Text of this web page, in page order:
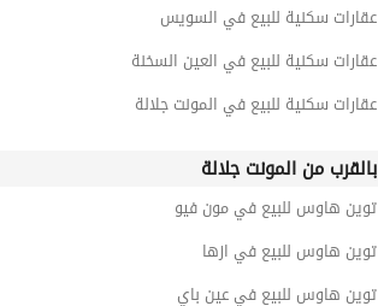
عقارات سكنية للبيع في السويس
عقارات سكنية للبيع في العين السخنة
عقارات سكنية للبيع في المونت جلالة
بالقرب من المونت جلالة
توين هاوس للبيع في مون فيو
توين هاوس للبيع في ازها
توين هاوس للبيع في عين باي